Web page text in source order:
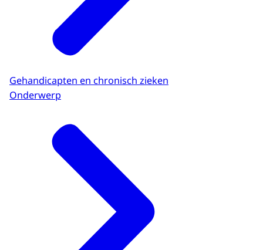
Gehandicapten en chronisch zieken
Onderwerp